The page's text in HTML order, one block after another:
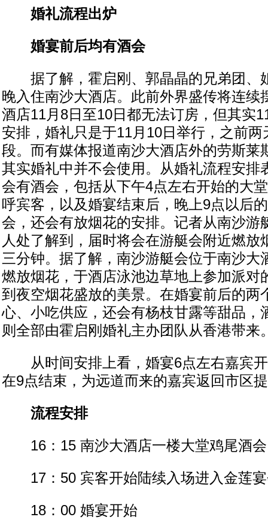
婚礼流程出炉
婚宴前后均有酒会
据了解，霍启刚、郭晶晶的兄弟团、
晚入住南沙大酒店。此前外界盛传将连续
酒店11月8日至10日都无法订房，但其实
安排，婚礼只是于11月10日举行，之前
段。而有媒体报道南沙大酒店外的劳斯莱
其实婚礼中并不会使用。从婚礼流程安排
会有酒会，包括从下午4点左右开始的大
呼宾客，以及婚宴结束后，晚上9点以后
会，还会有放烟花的安排。记者从南沙游
人处了解到，届时将会在游艇会附近燃放
三分钟。据了解，南沙游艇会位于南沙大
燃放烟花，于酒店泳池边草地上参加派对
到夜空烟花盛放的美景。在婚宴前后的两
心、小吃供应，还会有杨枝甘露等甜品，
则全部由霍启刚婚礼主办团队从香港带来
从时间安排上看，婚宴6点左右嘉宾开
在9点结束，为远道而来的嘉宾返回市区
流程安排
16：15 南沙大酒店一楼大堂鸡尾酒会
17：50 宾客开始陆续入场进入金莲宴
18：00 婚宴开始